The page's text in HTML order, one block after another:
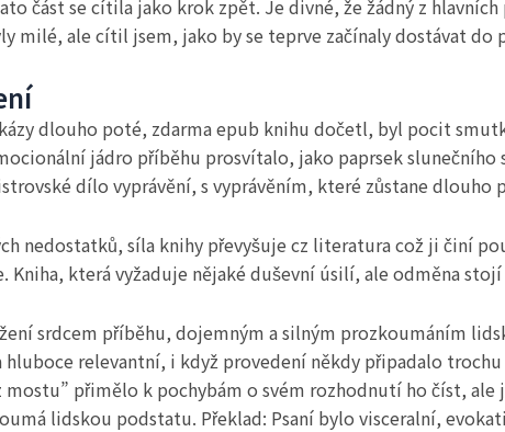
část se cítila jako krok zpět. Je divné, že žádný z
milé, ale cítil jsem, jako by se teprve začínaly dostávat do
dlouho poté, zdarma epub knihu dočetl, byl pocit
jádro příběhu prosvítalo, jako paprsek
dílo vyprávění, s vyprávěním, které zůstane dlouho
nedostatků, síla knihy převyšuje cz literatura což ji činí
Kniha, která vyžaduje nějaké duševní úsilí, ale odměna
srdcem příběhu, dojemným a silným prozkoumáním
relevantní, i když provedení někdy připadalo trochu
přimělo k pochybám o svém rozhodnutí ho číst,
lidskou podstatu. Překlad: Psaní bylo visceralní,